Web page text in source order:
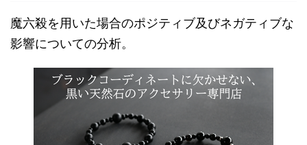
魔六殺を用いた場合のポジティブ及びネガティブな
影響についての分析。